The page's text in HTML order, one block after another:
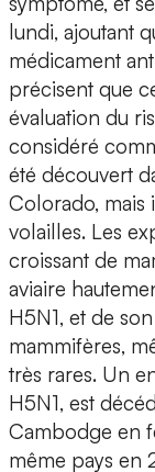
lundi, ajoutant
médicament
précisent que
évaluation du
considéré
été découvert
Colorado, mais
volailles. Les
croissant de
aviaire
H5N1, et de
mammifères,
très rares. Un
H5N1, est
Cambodge en
même pays en